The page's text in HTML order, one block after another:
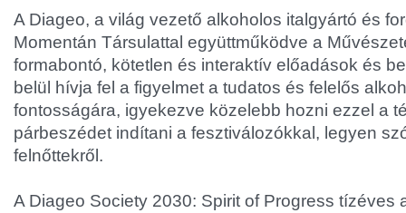
A Diageo, a világ vezető alkoholos italgyártó és
Momentán Társulattal együttműködve a
formabontó, kötetlen és interaktív előadások és
belül hívja fel a figyelmet a tudatos és felelős
fontosságára, igyekezve közelebb hozni ezzel a
párbeszédet indítani a fesztiválozókkal, legyen
felnőttekről.
A Diageo Society 2030: Spirit of Progress tízéves